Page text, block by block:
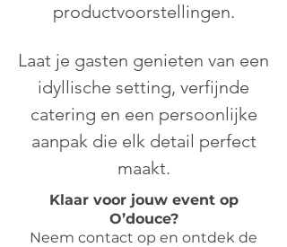
productvoorstellingen.
Laat je gasten genieten van een
idyllische setting, verfijnde
catering en een persoonlijke
aanpak die elk detail perfect
maakt.
Klaar voor jouw event op
O’douce?
Neem contact op en ontdek de